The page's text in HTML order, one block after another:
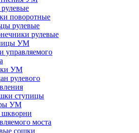
поворотные
рулевые
рулевые
УМ
управляемого
УМ
рулевого
ступицы
УМ
моста
сошки